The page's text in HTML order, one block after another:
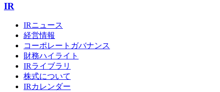
IR
IRニュース
経営情報
コーポレートガバナンス
財務ハイライト
IRライブラリ
株式について
IRカレンダー